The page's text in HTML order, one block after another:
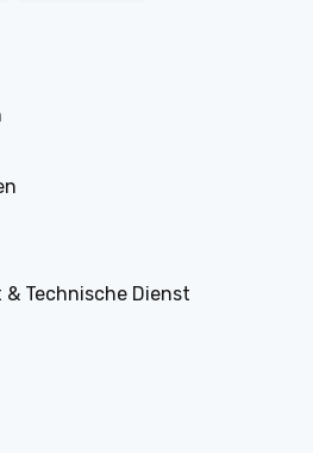
Technische Dienst